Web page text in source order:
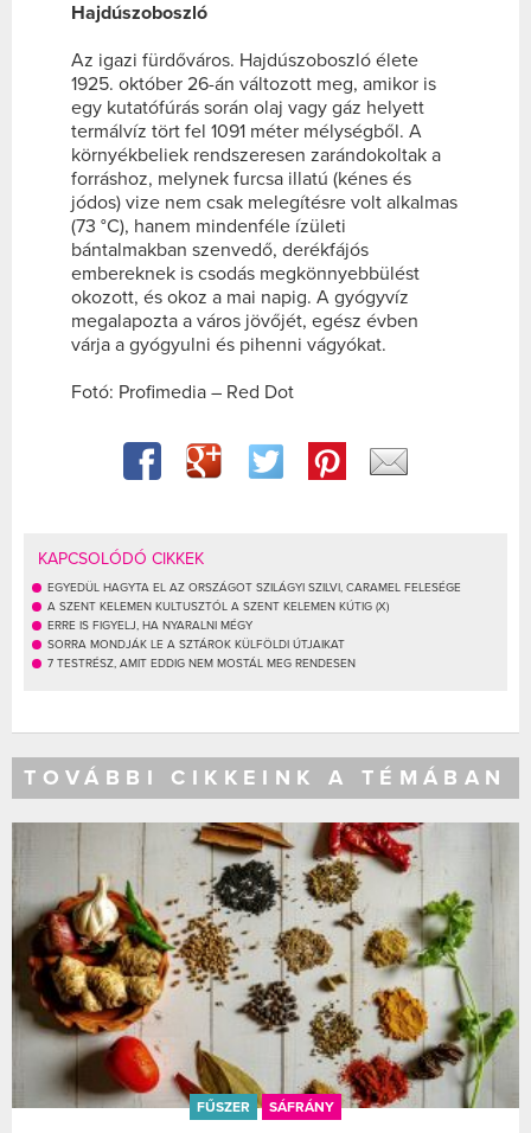
Hajdúszoboszló
Az igazi fürdőváros. Hajdúszoboszló élete
1925. október 26-án változott meg, amikor is
egy kutatófúrás során olaj vagy gáz helyett
termálvíz tört fel 1091 méter mélységből. A
környékbeliek rendszeresen zarándokoltak a
forráshoz, melynek furcsa illatú (kénes és
jódos) vize nem csak melegítésre volt alkalmas
(73 °C), hanem mindenféle ízületi
bántalmakban szenvedő, derékfájós
embereknek is csodás megkönnyebbülést
okozott, és okoz a mai napig. A gyógyvíz
megalapozta a város jövőjét, egész évben
várja a gyógyulni és pihenni vágyókat.
Fotó: Profimedia – Red Dot
KAPCSOLÓDÓ CIKKEK
EGYEDÜL HAGYTA EL AZ ORSZÁGOT SZILÁGYI SZILVI, CARAMEL FELESÉGE
A SZENT KELEMEN KULTUSZTÓL A SZENT KELEMEN KÚTIG (X)
ERRE IS FIGYELJ, HA NYARALNI MÉGY
SORRA MONDJÁK LE A SZTÁROK KÜLFÖLDI ÚTJAIKAT
7 TESTRÉSZ, AMIT EDDIG NEM MOSTÁL MEG RENDESEN
TOVÁBBI CIKKEINK A TÉMÁBAN
FŰSZER SÁFRÁNY